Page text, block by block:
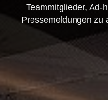
Teammitglieder, Ad-
Pressemeldungen zu